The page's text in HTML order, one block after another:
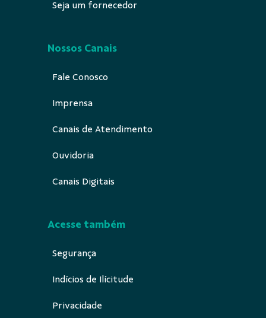
Seja um fornecedor
Nossos Canais
Fale Conosco
Imprensa
Canais de Atendimento
Ouvidoria
Canais Digitais
Acesse também
Segurança
Indícios de Ilícitude
Privacidade